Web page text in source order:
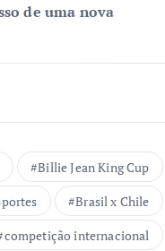
de uma nova
Billie Jean King Cup
Brasil x Chile
competição internacional